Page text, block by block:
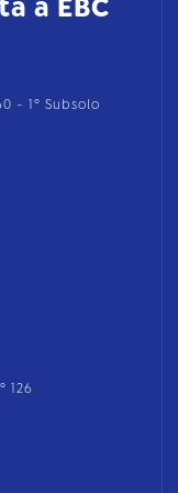
a EBC
- 1º Subsolo
126